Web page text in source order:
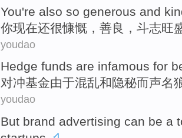
You're also so generous and
你现在还很慷慨 ， 善良 ， 斗志旺
youdao
Hedge funds are infamous for
对冲基金由于混乱和隐秘而声名
youdao
But brand advertising can be a